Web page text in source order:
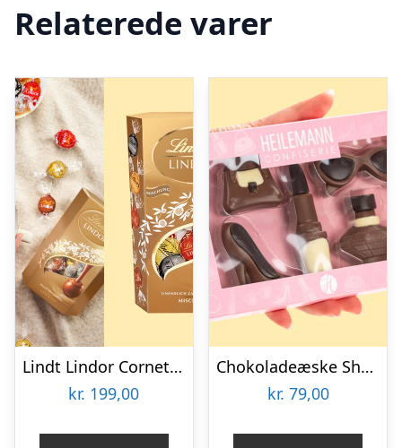
Relaterede varer
Lindt Lindor Cornet 500 gram – Blandet chokolade
kr. 199,00
Chokoladeæske Shopping
kr. 79,00